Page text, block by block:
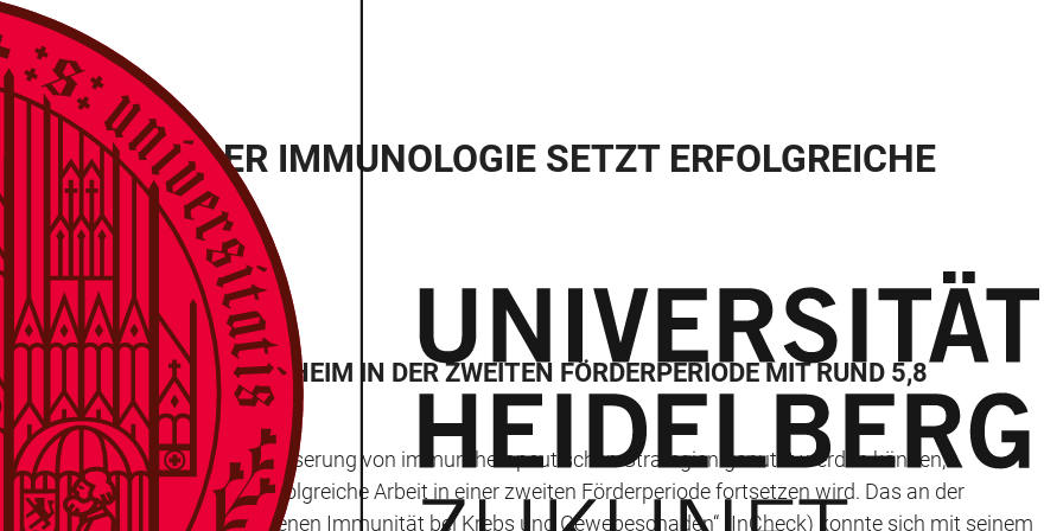
GEBIET DER IMMUNOLOGIE SETZT ERFOLGREICHE
FAKULTÄT MANNHEIM IN DER ZWEITEN FÖRDERPERIODE MIT RUND 5,8
der Frage, wie sie zur Verbesserung von immuntherapeutischen Strategien genutzt werden können,
das jetzt seine erfolgreiche Arbeit in einer zweiten Förderperiode fortsetzen wird. Das an der
„Checkpoints der angeborenen Immunität bei Krebs und Gewebeschaden“ (InCheck) konnte sich mit seinem